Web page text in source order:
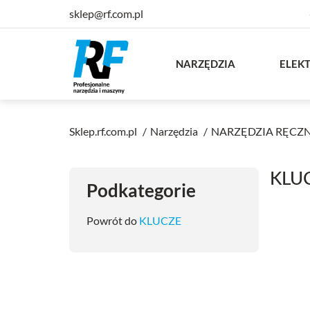
sklep@rf.com.pl
NARZĘDZIA
Sklep.rf.com.pl Narzędzia NARZĘDZIA
Podkategorie
Powrót do KLUCZE